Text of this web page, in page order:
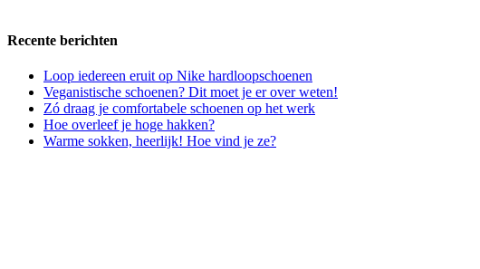
Recente berichten
Loop iedereen eruit op Nike hardloopschoenen
Veganistische schoenen? Dit moet je er over weten!
Zó draag je comfortabele schoenen op het werk
Hoe overleef je hoge hakken?
Warme sokken, heerlijk! Hoe vind je ze?